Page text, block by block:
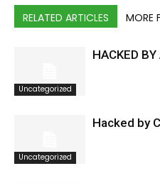
RELATED ARTICLES MORE
Uncategorized
HACKED
Uncategorized
Hacked by